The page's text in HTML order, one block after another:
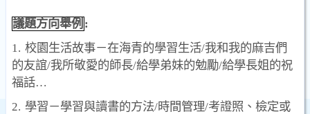
議題方向舉例 :
1. 校園生活故事－在海青的學習生活/我和我的麻吉們
的友誼/我所敬愛的師長/給學弟妹的勉勵/給學長姐的祝
福話…
2. 學習－學習與讀書的方法/時間管理/考證照、檢定或